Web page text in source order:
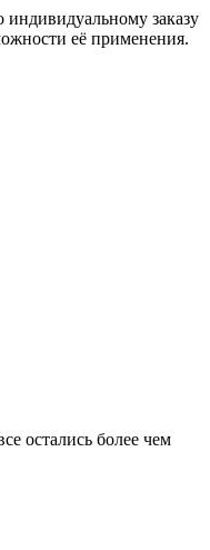
заказу
её применения.
остались более чем